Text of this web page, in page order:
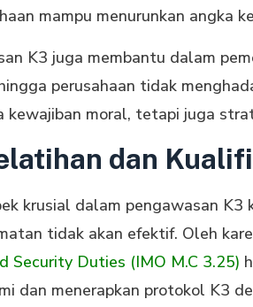
mampu menurunkan angka
K3 juga membantu dalam
perusahaan tidak
kewajiban moral, tetapi juga
dan
krusial dalam pengawasan K3
tidak akan efektif. Oleh
Security Duties (IMO M.C 3.25)
dan menerapkan protokol K3